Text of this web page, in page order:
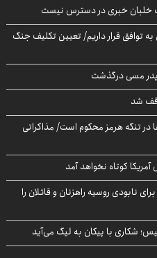
خلبان خبری در دسترس نیست
توافق قرار داریم/ تعیین تکلیف جنگ
پدر مسی درگذشت
شد
تنگه هرمز محکوم است/ مذاکراتی
کوتاه نخواهد آمد
نابودی روسیه راهزنان و قاتلان را
شکاری با پیکان به لیگ می‌آید